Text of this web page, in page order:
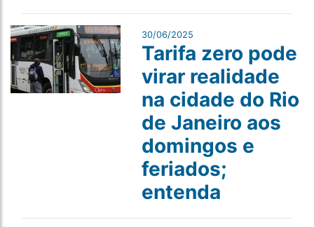
30/06/2025
Tarifa zero pode
virar realidade
na cidade do Rio
de Janeiro aos
domingos e
feriados;
entenda